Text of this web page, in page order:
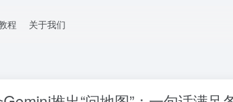
程 关于我们